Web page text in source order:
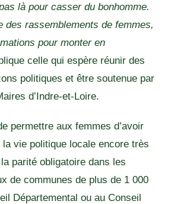
là pour casser du bonhomme.
des rassemblements de femmes,
pour monter en
celle qui espère réunir des
politiques et être soutenue par
d’Indre-et-Loire.
permettre aux femmes d’avoir
vie politique locale encore très
parité obligatoire dans les
de communes de plus de 1 000
Départemental ou au Conseil